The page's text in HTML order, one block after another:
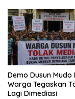
Demo Dusun Mudo
Warga Tegaskan
Lagi Dimediasi